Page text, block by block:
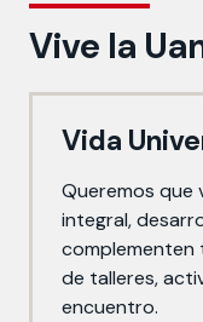
Vive la
Vida
Queremos que
integral,
complementen
de talleres,
encuentro.